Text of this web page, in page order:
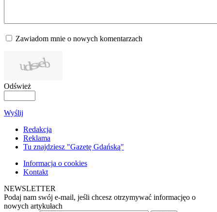
Zawiadom mnie o nowych komentarzach
Odśwież
Wyślij
Redakcja
Reklama
Tu znajdziesz "Gazetę Gdańską"
Informacja o cookies
Kontakt
NEWSLETTER
Podaj nam swój e-mail, jeśli chcesz otrzymywać informacjęo o
nowych artykułach